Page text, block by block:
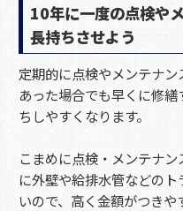
10年に一度の点検や
長持ちさせよう
定期的に点検やメンテナ
あった場合でも早くに修
ちしやすくなります。
こまめに点検・メンテナ
に外壁や給排水管などの
いので、高く金額がつきや